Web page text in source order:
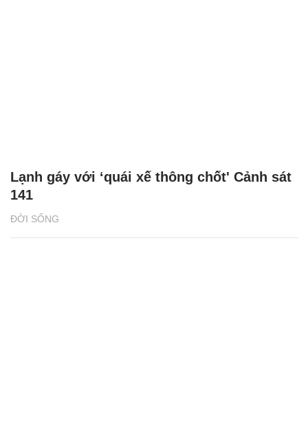
ĐỜI SỐNG
Lạnh gáy với ‘quái xế thông chốt' Cảnh sát
141